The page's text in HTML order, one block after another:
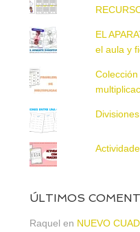
EL
el aula y
ÚLTIMOS
Raquel en NUEVO